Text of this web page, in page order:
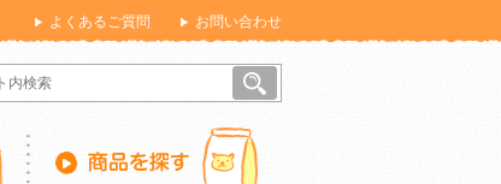
よくあるご質問 お問い合わせ